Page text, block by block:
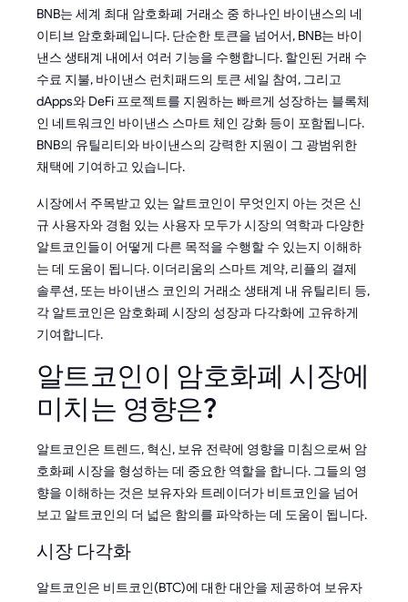
BNB는 세계 최대 암호화폐 거래소 중 하나인 바이낸스의 네
이티브 암호화폐입니다. 단순한 토큰을 넘어서, BNB는 바이
낸스 생태계 내에서 여러 기능을 수행합니다. 할인된 거래 수
수료 지불, 바이낸스 런치패드의 토큰 세일 참여, 그리고
dApps와 DeFi 프로젝트를 지원하는 빠르게 성장하는 블록체
인 네트워크인 바이낸스 스마트 체인 강화 등이 포함됩니다.
BNB의 유틸리티와 바이낸스의 강력한 지원이 그 광범위한
채택에 기여하고 있습니다.
시장에서 주목받고 있는 알트코인이 무엇인지 아는 것은 신
규 사용자와 경험 있는 사용자 모두가 시장의 역학과 다양한
알트코인들이 어떻게 다른 목적을 수행할 수 있는지 이해하
는 데 도움이 됩니다. 이더리움의 스마트 계약, 리플의 결제
솔루션, 또는 바이낸스 코인의 거래소 생태계 내 유틸리티 등,
각 알트코인은 암호화폐 시장의 성장과 다각화에 고유하게
기여합니다.
알트코인이 암호화폐 시장에
미치는 영향은?
알트코인은 트렌드, 혁신, 보유 전략에 영향을 미침으로써 암
호화폐 시장을 형성하는 데 중요한 역할을 합니다. 그들의 영
향을 이해하는 것은 보유자와 트레이더가 비트코인을 넘어
보고 알트코인의 더 넓은 함의를 파악하는 데 도움이 됩니다.
시장 다각화
알트코인은 비트코인(BTC)에 대한 대안을 제공하여 보유자